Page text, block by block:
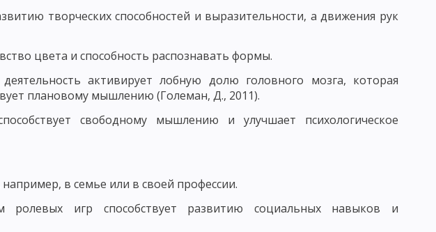
ФУНКЦИИ, ПРИНЦИПЫ И КРИТЕРИИ ПЕДАГОГИЧЕСКОГО КОНТРОЛЯ
И УМЕНИЙ
МОТИВЫ
ОСНОВНЫЕ ФУНКЦИИ ВОСПИТАТЕЛЯ
МОДЕЛЬ ПРОЦЕССА ВОСПИТАНИЯ И ХАРАКТЕРИСТИКА ЕЕ СОСТАВЛЯЮЩИХ
И ПРОЦЕССУАЛЬНЫЙ КОМПОНЕНТЫ ВОСПИТАТЕЛЬНОГО ПРОЦЕССА
творческих способностей и выразительности, а движения рук
цвета и способность распознавать формы.
активирует лобную долю головного мозга, которая
плановому мышлению (Големан, Д., 2011).
свободному мышлению и улучшает психологическое
в семье или в своей профессии.
ролевых игр способствует развитию социальных навыков и